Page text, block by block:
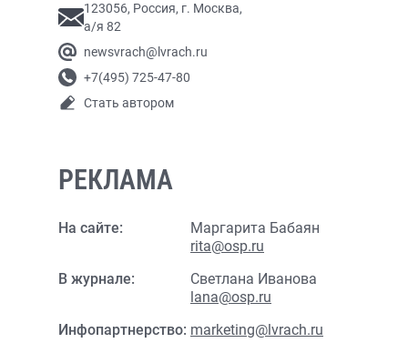
123056, Россия, г. Москва,
а/я 82
newsvrach@lvrach.ru
+7(495) 725-47-80
Стать автором
РЕКЛАМА
На сайте:
Маргарита Бабаян
rita@osp.ru
В журнале:
Светлана Иванова
lana@osp.ru
Инфопартнерство: marketing@lvrach.ru